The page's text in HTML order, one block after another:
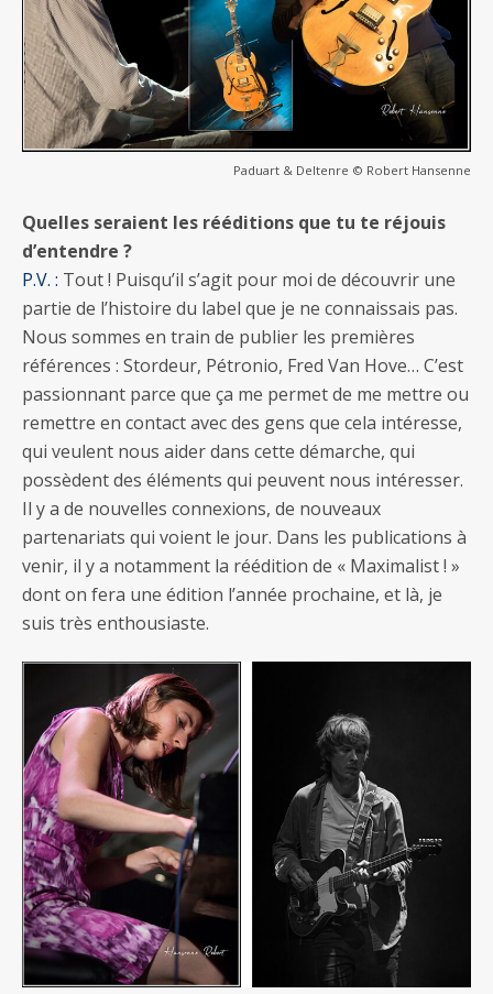
Paduart & Deltenre © Robert Hansenne
Quelles seraient les rééditions que tu te réjouis
d’entendre ?
P.V. : Tout ! Puisqu’il s’agit pour moi de découvrir une
partie de l’histoire du label que je ne connaissais pas.
Nous sommes en train de publier les premières
références : Stordeur, Pétronio, Fred Van Hove… C’est
passionnant parce que ça me permet de me mettre ou
remettre en contact avec des gens que cela intéresse,
qui veulent nous aider dans cette démarche, qui
possèdent des éléments qui peuvent nous intéresser.
Il y a de nouvelles connexions, de nouveaux
partenariats qui voient le jour. Dans les publications à
venir, il y a notamment la réédition de « Maximalist ! »
dont on fera une édition l’année prochaine, et là, je
suis très enthousiaste.